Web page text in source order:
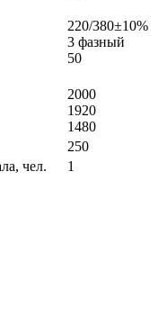
220/380±10%
3 фазный
50
2000
1920
1480
250
чел.
1